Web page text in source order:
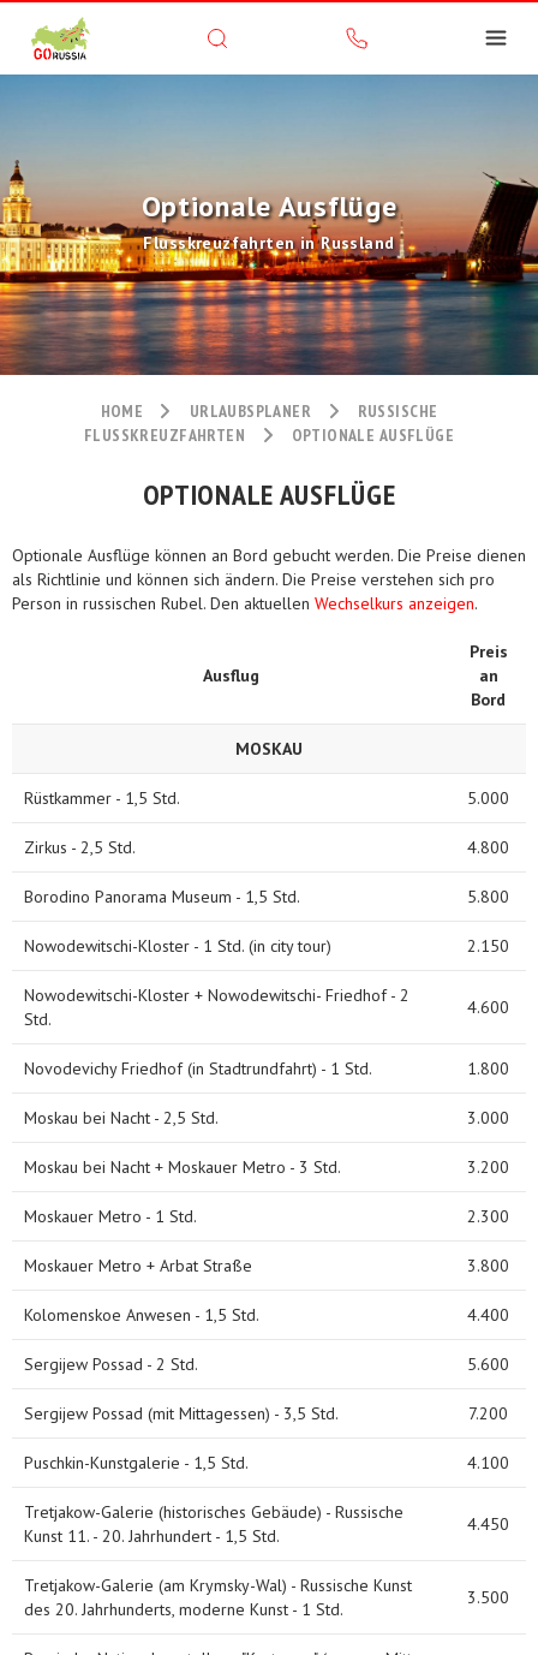
Optionale Ausflüge
Flusskreuzfahrten in Russland
HOME URLAUBSPLANER
RUSSISCHE
FLUSSKREUZFAHRTEN
OPTIONALE AUSFLÜGE
OPTIONALE AUSFLÜGE
Optionale Ausflüge können an Bord gebucht werden. Die Preise dienen
als Richtlinie und können sich ändern. Die Preise verstehen sich pro
Person in russischen Rubel. Den aktuellen Wechselkurs anzeigen.
Ausflug
Preis
an
Bord
MOSKAU
Rüstkammer - 1,5 Std. 5.000
Zirkus - 2,5 Std. 4.800
Borodino Panorama Museum - 1,5 Std. 5.800
Nowodewitschi-Kloster - 1 Std. (in city tour) 2.150
Nowodewitschi-Kloster + Nowodewitschi- Friedhof - 2
Std.
4.600
Novodevichy Friedhof (in Stadtrundfahrt) - 1 Std. 1.800
Moskau bei Nacht - 2,5 Std. 3.000
Moskau bei Nacht + Moskauer Metro - 3 Std. 3.200
Moskauer Metro - 1 Std. 2.300
Moskauer Metro + Arbat Straße 3.800
Kolomenskoe Anwesen - 1,5 Std. 4.400
Sergijew Possad - 2 Std. 5.600
Sergijew Possad (mit Mittagessen) - 3,5 Std. 7.200
Puschkin-Kunstgalerie - 1,5 Std. 4.100
Tretjakow-Galerie (historisches Gebäude) - Russische
Kunst 11. - 20. Jahrhundert - 1,5 Std.
4.450
Tretjakow-Galerie (am Krymsky-Wal) - Russische Kunst
des 20. Jahrhunderts, moderne Kunst - 1 Std.
3.500